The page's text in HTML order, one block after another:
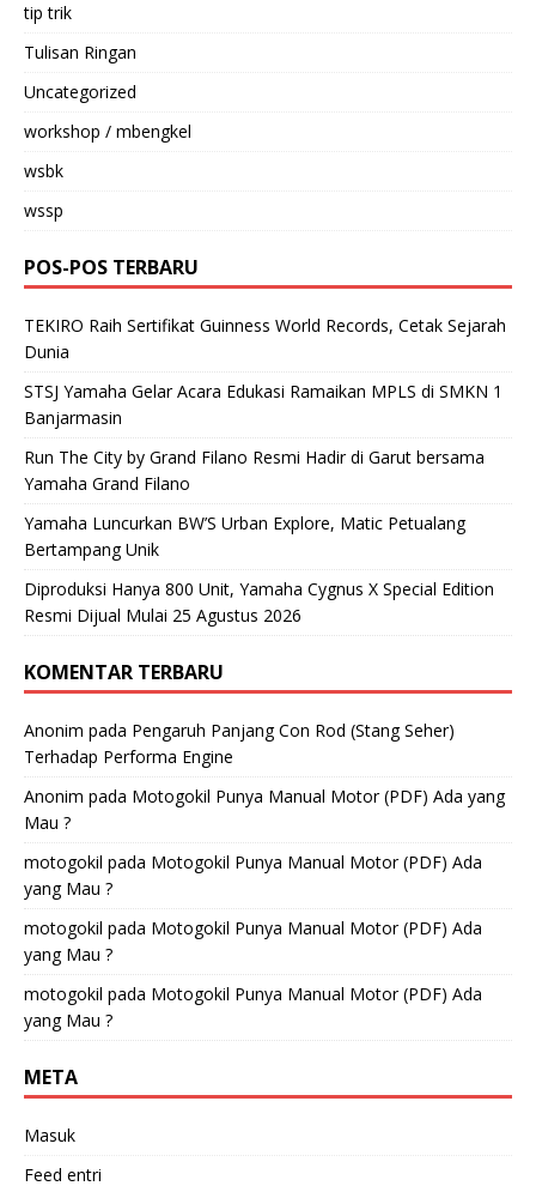
tip trik
Tulisan Ringan
Uncategorized
workshop / mbengkel
wsbk
wssp
POS-POS TERBARU
TEKIRO Raih Sertifikat Guinness World Records, Cetak Sejarah
Dunia
STSJ Yamaha Gelar Acara Edukasi Ramaikan MPLS di SMKN 1
Banjarmasin
Run The City by Grand Filano Resmi Hadir di Garut bersama
Yamaha Grand Filano
Yamaha Luncurkan BW’S Urban Explore, Matic Petualang
Bertampang Unik
Diproduksi Hanya 800 Unit, Yamaha Cygnus X Special Edition
Resmi Dijual Mulai 25 Agustus 2026
KOMENTAR TERBARU
Anonim pada Pengaruh Panjang Con Rod (Stang Seher)
Terhadap Performa Engine
Anonim pada Motogokil Punya Manual Motor (PDF) Ada yang
Mau ?
motogokil pada Motogokil Punya Manual Motor (PDF) Ada
yang Mau ?
motogokil pada Motogokil Punya Manual Motor (PDF) Ada
yang Mau ?
motogokil pada Motogokil Punya Manual Motor (PDF) Ada
yang Mau ?
META
Masuk
Feed entri